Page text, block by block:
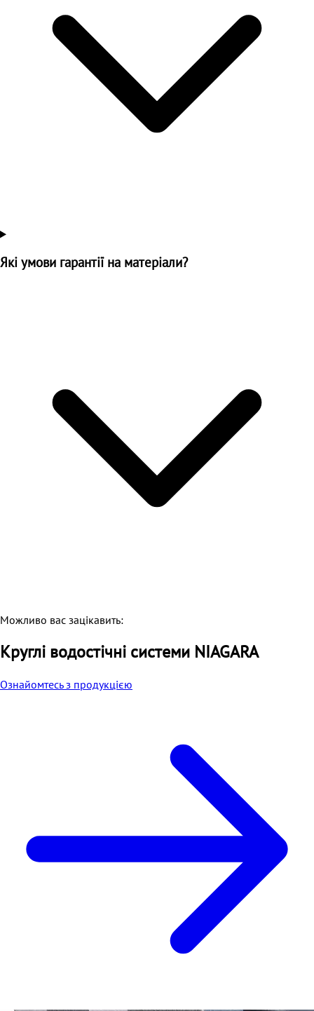
Які умови гарантії на матеріали?
Можливо вас зацікавить:
Круглі водостічні системи NIAGARA
Ознайомтесь з продукцією